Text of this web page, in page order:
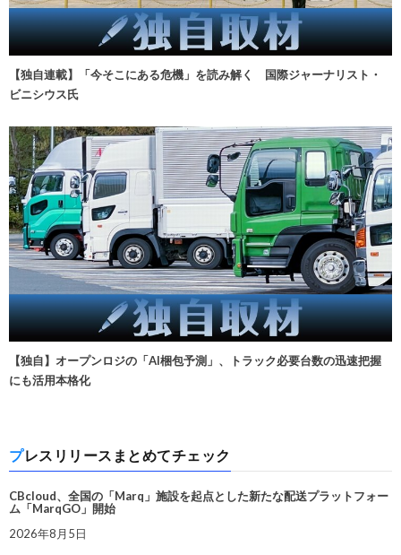
【独自連載】「今そこにある危機」を読み解く 国際ジャーナリスト・
ビニシウス氏
【独自】オープンロジの「AI梱包予測」、トラック必要台数の迅速把握
にも活用本格化
プレスリリースまとめてチェック
CBcloud、全国の「Marq」施設を起点とした新たな配送プラットフォー
ム「MarqGO」開始
2026年8月5日